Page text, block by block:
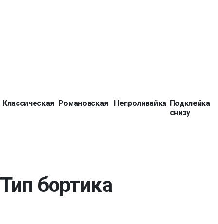
Классическая Романовская Непроливайка Подклейка
снизу
Тип бортика